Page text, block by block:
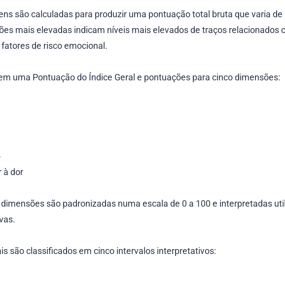
são calculadas para produzir uma pontuação total bruta que varia de
mais elevadas indicam níveis mais elevados de traços relacionados
de risco emocional.
uma Pontuação do Índice Geral e pontuações para cinco dimensões:
à dor
são padronizadas numa escala de 0 a 100 e interpretadas
são classificados em cinco intervalos interpretativos: